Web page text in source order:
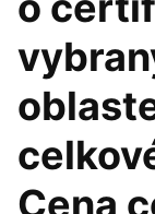
Cena